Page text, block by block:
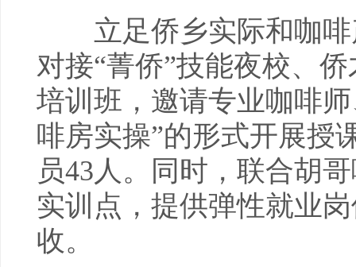
立足侨乡实际和咖啡
对接“菁侨”技能夜校、
培训班，邀请专业咖啡
啡房实操”的形式开展授
员43人。同时，联合胡
实训点，提供弹性就业
收。